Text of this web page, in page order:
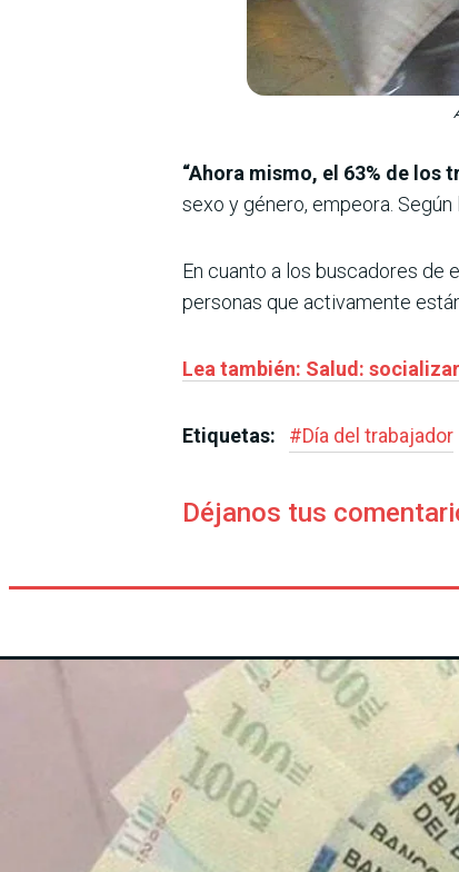
“Ahora mismo, el 63% de
sexo y género, empeora.
En cuanto a los buscadores de
personas que activamente
Lea también: Salud:
Etiquetas: #Día del trabajador
Déjanos tus